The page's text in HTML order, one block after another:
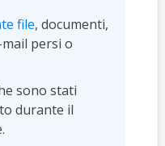
file, documenti,
persi o
sono stati
durante il